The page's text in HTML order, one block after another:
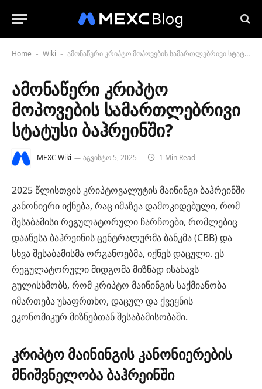
Home - Wiki - ამონაწერი კრიპტო მოპოვების სამართლებრივი სტატუსი ბაჰრეინში?
ამონაწერი კრიპტო
მოპოვების სამართლებრივი
სტატუსი ბაჰრეინში?
MEXC Wiki აგვისტო 5, 2025 1 Min Read
2025 წლისთვის კრიპტოვალუტის მაინინგი ბაჰრეინში
კანონიერი იქნება, რაც იმაზეა დამოკიდებული, რომ
შესაბამისი რეგულატორული ჩარჩოები, რომლებიც
დააწესა ბაჰრეინის ცენტრალურმა ბანკმა (CBB) და
სხვა შესაბამისმა ორგანოებმა, იქნეს დაცული. ეს
რეგულატორული მიდგომა მიზნად ისახავს
გულისხმობს, რომ კრიპტო მაინინგის საქმიანობა
იმართება უსაფრთხო, დაცულ და ქვეყნის
ეკონომიკურ მიზნებთან შესაბამისობაში.
კრიპტო მაინინგის კანონიერების
მნიშვნელობა ბაჰრეინში